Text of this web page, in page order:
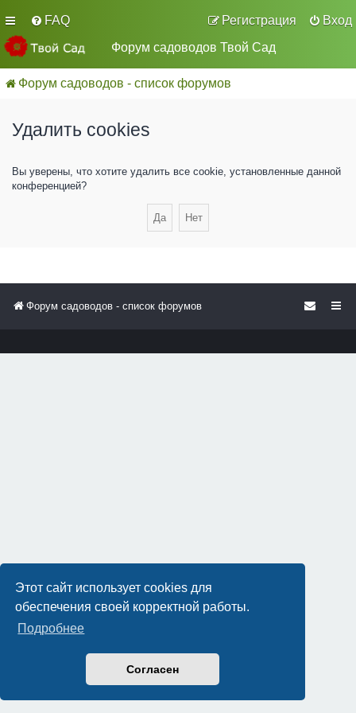
Этот сайт использует cookies для
обеспечения своей корректной работы.
Подробнее
Согласен
FAQ Вход
Регистрация
Форум садоводов Твой Сад
Форум садоводов - список форумов
Удалить cookies
Вы уверены, что хотите удалить все cookie, установленные данной
конференцией?
Форум садоводов - список форумов